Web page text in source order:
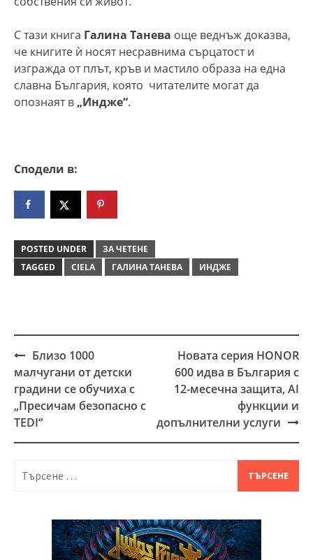
С тази книга Галина Танева още веднъж доказва,
че книгите ѝ носят несравнима сърцатост и
изгражда от плът, кръв и мастило образа на една
славна България, която читателите могат да
опознаят в „Индже“.
Сподели в:
POSTED UNDER
ЗА ЧЕТЕНЕ
TAGGED
CIELA ГАЛИНА ТАНЕВА ИНДЖЕ
Post
navigation
Близо 1000
малчугани от детски
градини се обучиха с
„Пресичам безопасно с
TEDI“
Новата серия HONOR
600 идва в България с
12-месечна защита, AI
функции и
допълнителни услуги
Търсене